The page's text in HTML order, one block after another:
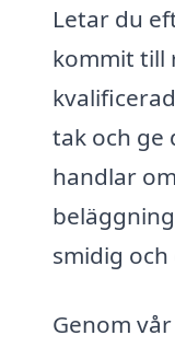
Letar du
kommit till
tak och ge
handlar
smidig och
Genom